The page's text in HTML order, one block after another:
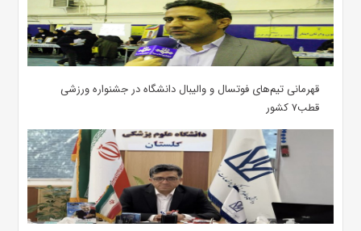
قهرمانی تیم‌های فوتسال و والیبال دانشگاه در جشنواره ورزشی
قطب۷ کشور